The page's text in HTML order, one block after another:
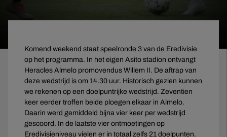
Komend weekend staat speelronde 3 van de Eredivisie
op het programma. In het eigen Asito stadion ontvangt
Heracles Almelo promovendus Willem II. De aftrap van
deze wedstrijd is om 14.30 uur. Historisch gezien kunnen
we rekenen op een doelpuntrijke wedstrijd. Zeventien
keer eerder troffen beide ploegen elkaar in Almelo.
Daarin werd gemiddeld bijna vier keer per wedstrijd
gescoord. In de laatste vier ontmoetingen op
Eredivisieniveau vielen er in totaal zelfs 21 doelpunten.